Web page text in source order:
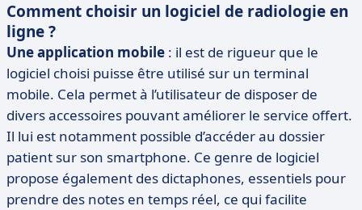
Comment choisir un logiciel de radiologie en
ligne ?
Une application mobile : il est de rigueur que le
logiciel choisi puisse être utilisé sur un terminal
mobile. Cela permet à l’utilisateur de disposer de
divers accessoires pouvant améliorer le service offert.
Il lui est notamment possible d’accéder au dossier
patient sur son smartphone. Ce genre de logiciel
propose également des dictaphones, essentiels pour
prendre des notes en temps réel, ce qui facilite